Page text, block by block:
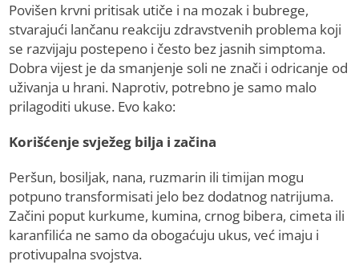
Povišen krvni pritisak utiče i na mozak i bubrege,
stvarajući lančanu reakciju zdravstvenih problema koji
se razvijaju postepeno i često bez jasnih simptoma.
Dobra vijest je da smanjenje soli ne znači i odricanje od
uživanja u hrani. Naprotiv, potrebno je samo malo
prilagoditi ukuse. Evo kako:
Korišćenje svježeg bilja i začina
Peršun, bosiljak, nana, ruzmarin ili timijan mogu
potpuno transformisati jelo bez dodatnog natrijuma.
Začini poput kurkume, kumina, crnog bibera, cimeta ili
karanfilića ne samo da obogaćuju ukus, već imaju i
protivupalna svojstva.